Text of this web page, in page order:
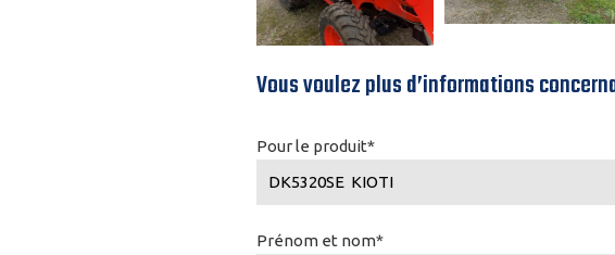
Vous voulez plus d’informations
Pour le produit*
Prénom et nom*